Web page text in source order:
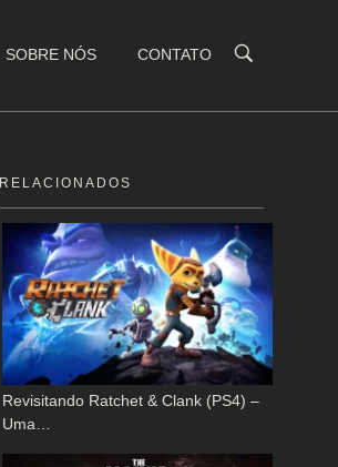
SOBRE NÓS CONTATO
RELACIONADOS
Revisitando Ratchet & Clank (PS4) –
Uma…